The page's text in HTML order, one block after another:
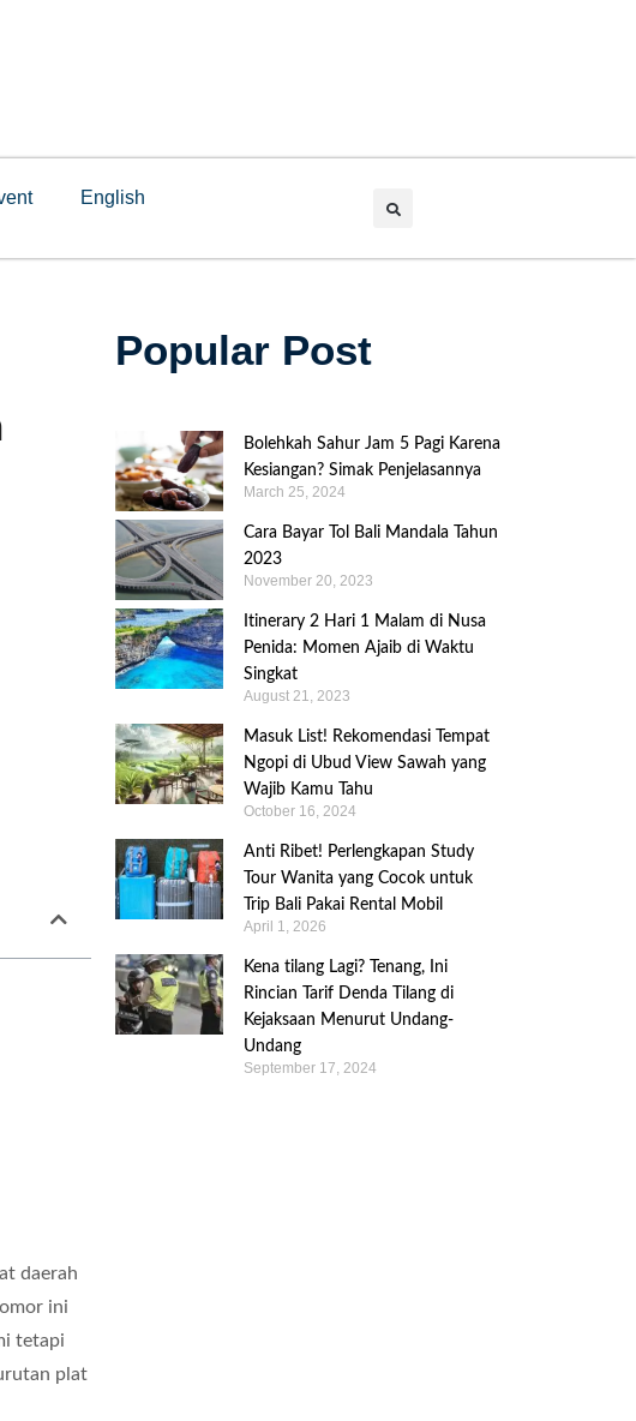
English
daerah
ini
tetapi
plat
Popular Post
Bolehkah Sahur Jam 5 Pagi Karena
Kesiangan? Simak Penjelasannya
March 25, 2024
Cara Bayar Tol Bali Mandala Tahun
2023
November 20, 2023
Itinerary 2 Hari 1 Malam di Nusa
Penida: Momen Ajaib di Waktu
Singkat
August 21, 2023
Masuk List! Rekomendasi Tempat
Ngopi di Ubud View Sawah yang
Wajib Kamu Tahu
October 16, 2024
Anti Ribet! Perlengkapan Study
Tour Wanita yang Cocok untuk
Trip Bali Pakai Rental Mobil
April 1, 2026
Kena tilang Lagi? Tenang, Ini
Rincian Tarif Denda Tilang di
Kejaksaan Menurut Undang-
Undang
September 17, 2024